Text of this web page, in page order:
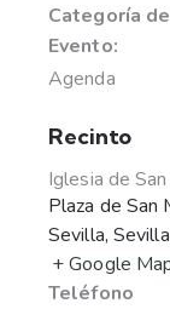
Categoría de
Evento:
Agenda
Recinto
Iglesia de
Plaza de San
Sevilla, Sevilla
+ Google
Teléfono